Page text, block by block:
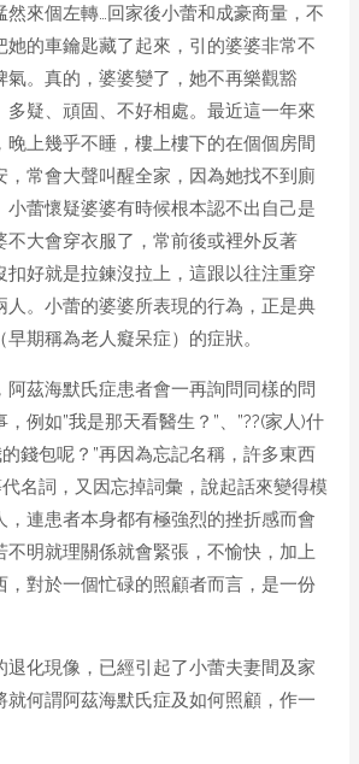
然來個左轉…回家後小蕾和成豪商量，不
她的車鑰匙藏了起來，引的婆婆非常不
氣。真的，婆婆變了，她不再樂觀豁
多疑、頑固、不好相處。最近這一年來
晚上幾乎不睡，樓上樓下的在個個房間
，常會大聲叫醒全家，因為她找不到廁
小蕾懷疑婆婆有時候根本認不出自己是
不大會穿衣服了，常前後或裡外反著
扣好就是拉鍊沒拉上，這跟以往注重穿
人。小蕾的婆婆所表現的行為，正是典
期稱為老人癡呆症）的症狀。
阿茲海默氏症患者會一再詢問同樣的問
例如”我是那天看醫生？”、”??(家人)什
的錢包呢？”再因為忘記名稱，許多東西
代名詞，又因忘掉詞彙，說起話來變得模
，連患者本身都有極強烈的挫折感而會
不明就理關係就會緊張，不愉快，加上
，對於一個忙碌的照顧者而言，是一份
退化現像，已經引起了小蕾夫妻間及家
就何謂阿茲海默氏症及如何照顧，作一